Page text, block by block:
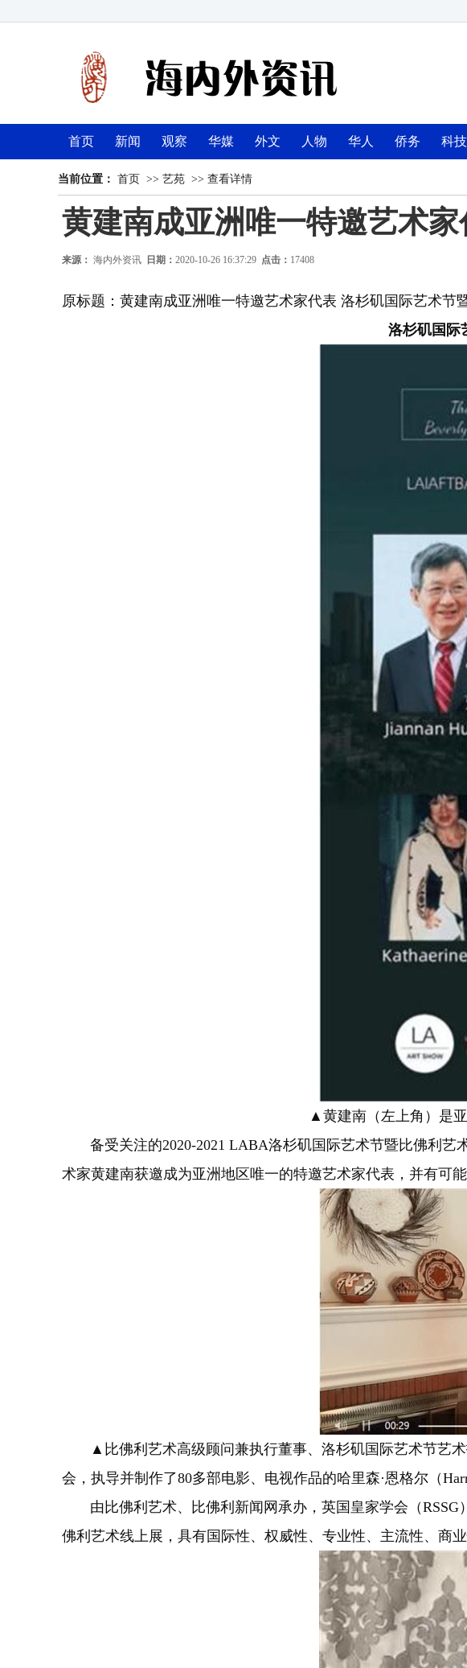
首页 新闻 观察 华媒 外文 人物 华人 侨务 科技
当前位置： 首页 >> 艺苑 >> 查看详情
黄建南成亚洲唯一特邀艺术家
来源： 海内外资讯 日期： 2020-10-26 16:37:29 点击： 17408
原标题：黄建南成亚洲唯一特邀艺术家代表 洛杉矶国际艺术节
洛杉矶国际
▲黄建南（左上角）是
备受关注的2020-2021 LABA洛杉矶国际艺术节暨比佛利艺
术家黄建南获邀成为亚洲地区唯一的特邀艺术家代表，并有可
▲比佛利艺术高级顾问兼执行董事、洛杉矶国际艺术节艺术
会，执导并制作了80多部电影、电视作品的哈里森·恩格尔（
由比佛利艺术、比佛利新闻网承办，英国皇家学会（RSSG
佛利艺术线上展，具有国际性、权威性、专业性、主流性、商